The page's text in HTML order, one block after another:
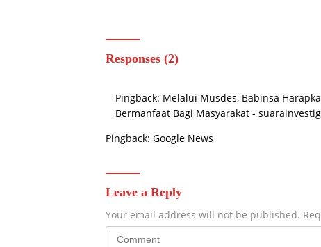
Responses (2)
Pingback: Melalui Musdes, Babinsa
Bermanfaat Bagi Masyarakat -
Pingback: Google News
Leave a Reply
Your email address will not be published.